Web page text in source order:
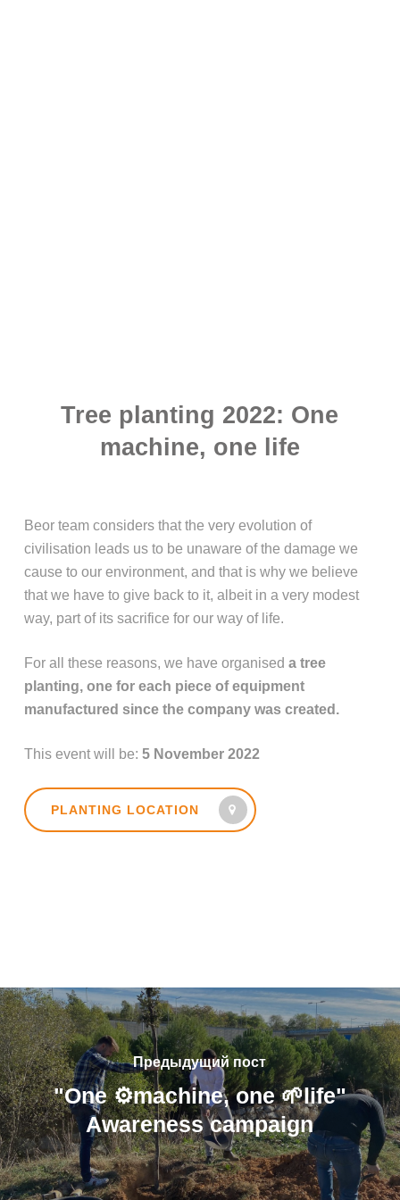
Tree planting 2022: One
machine, one life
Beor team considers that the very evolution of
civilisation leads us to be unaware of the damage we
cause to our environment, and that is why we believe
that we have to give back to it, albeit in a very modest
way, part of its sacrifice for our way of life.
For all these reasons, we have organised a tree
planting, one for each piece of equipment
manufactured since the company was created.
This event will be: 5 November 2022
PLANTING LOCATION
Предыдущий пост
"One ⚙️machine, one 🌱life"
Awareness campaign